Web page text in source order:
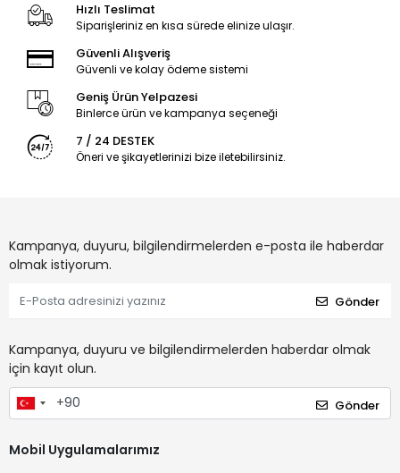
Hızlı Teslimat
Siparişleriniz en kısa sürede elinize ulaşır.
Güvenli Alışveriş
Güvenli ve kolay ödeme sistemi
Geniş Ürün Yelpazesi
Binlerce ürün ve kampanya seçeneği
7 / 24 DESTEK
Öneri ve şikayetlerinizi bize iletebilirsiniz.
Kampanya, duyuru, bilgilendirmelerden e-posta ile haberdar
olmak istiyorum.
Gönder
Kampanya, duyuru ve bilgilendirmelerden haberdar olmak
için kayıt olun.
Gönder
Mobil Uygulamalarımız